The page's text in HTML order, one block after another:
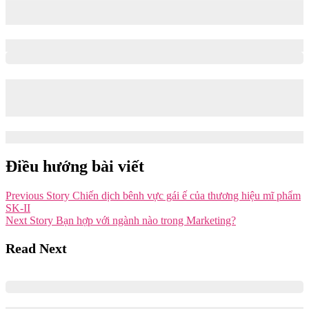
Điều hướng bài viết
Previous Story Chiến dịch bênh vực gái ế của thương hiệu mĩ phẩm
SK-II
Next Story Bạn hợp với ngành nào trong Marketing?
Read Next